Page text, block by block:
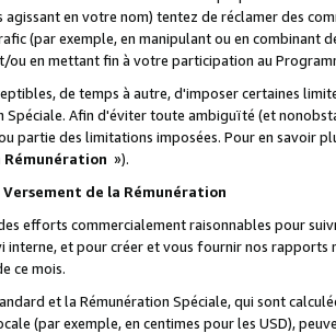
agissant en votre nom) tentez de réclamer des
(par exemple, en manipulant ou en combinant
ou en mettant fin à votre participation au
de temps à autre, d'imposer certaines
Spéciale. Afin d'éviter toute ambiguïté (et
partie des limitations imposées. Pour en savoir
»).
de la Rémunération
efforts commercialement raisonnables pour
interne, et pour créer et vous fournir nos
ce mois.
et la Rémunération Spéciale, qui sont
(par exemple, en centimes pour les USD),